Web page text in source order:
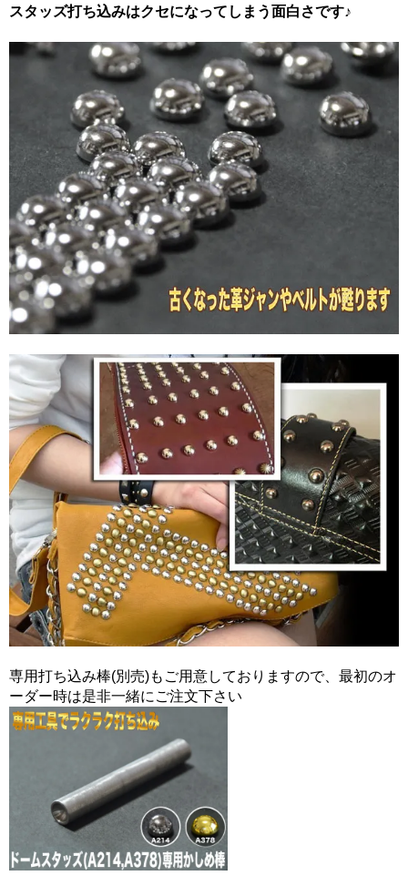
スタッズ打ち込みはクセになってしまう面白さです♪
専用打ち込み棒(別売)もご用意しておりますので、最初のオ
ーダー時は是非一緒にご注文下さい